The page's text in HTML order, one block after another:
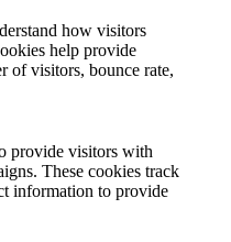
how visitors
help provide
of visitors, bounce rate,
provide visitors with
These cookies track
information to provide